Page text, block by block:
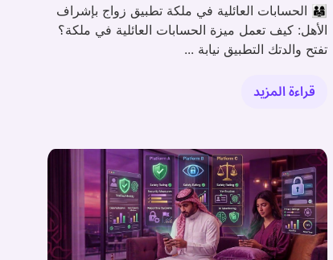
👨‍👩‍👧 الحسابات العائلية في ملكة تطبيق زواج بإشراف
الأهل: كيف تعمل ميزة الحسابات العائلية في ملكة؟
تفتح والدتك التطبيق نيابة ...
قراءة المزيد